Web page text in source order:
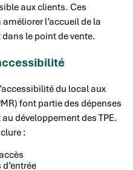
aux clients. Ces
l’accueil de la
dans le point de vente.
du local aux
font partie des dépenses
développement des TPE.
: